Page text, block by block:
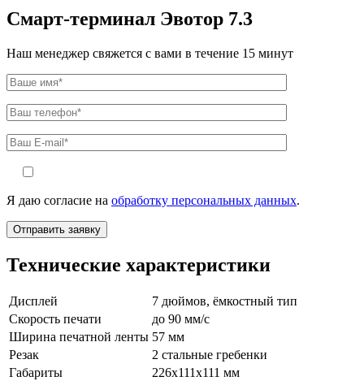
Смарт-терминал Эвотор 7.3
Наш менеджер свяжется с вами в течение 15 минут
Я даю согласие на обработку персональных данных.
Технические характеристики
Дисплей
7 дюймов, ёмкостный тип
Скорость печати
до 90 мм/с
Ширина печатной ленты 57 мм
Резак
2 стальные гребенки
Габариты
226х111х111 мм